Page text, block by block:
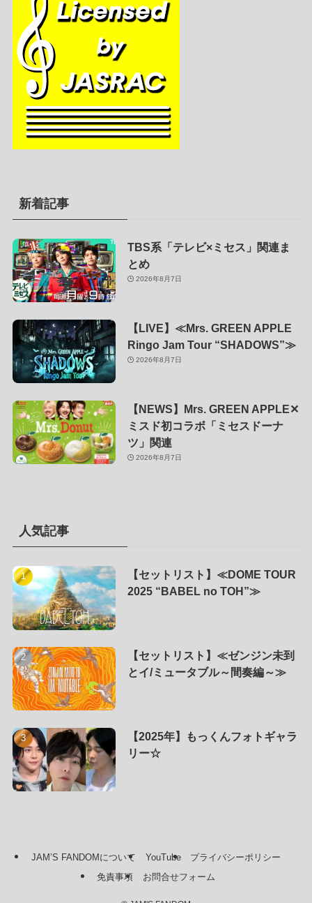
新着記事
TBS系「テレビ×ミセス」関連ま
とめ
2026年8月7日
【LIVE】≪Mrs. GREEN APPLE
Ringo Jam Tour “SHADOWS”≫
2026年8月7日
【NEWS】Mrs. GREEN APPLE✕
ミスド初コラボ「ミセスドーナ
ツ」関連
2026年8月7日
人気記事
【セットリスト】≪DOME TOUR
2025 “BABEL no TOH”≫
【セットリスト】≪ゼンジン未到
とイ/ミュータブル～間奏編～≫
【2025年】もっくんフォトギャラ
リー☆
JAM’S FANDOMについて YouTube
プライバシーポリシー
免責事項
お問合せフォーム